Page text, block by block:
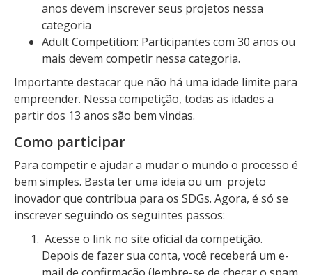
anos devem inscrever seus projetos nessa
categoria
Adult Competition: Participantes com 30 anos ou
mais devem competir nessa categoria.
Importante destacar que não há uma idade limite para
empreender. Nessa competição, todas as idades a
partir dos 13 anos são bem vindas.
Como participar
Para competir e ajudar a mudar o mundo o processo é
bem simples. Basta ter uma ideia ou um projeto
inovador que contribua para os SDGs. Agora, é só se
inscrever seguindo os seguintes passos:
Acesse o link no site oficial da competição.
Depois de fazer sua conta, você receberá um e-